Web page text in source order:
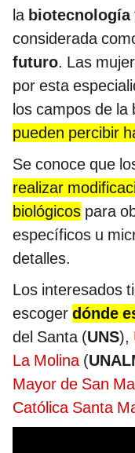
la biotecnología
considerada
futuro. Las
por esta
los campos de
pueden percibir
Se conoce que
realizar
biológicos para
específicos u
detalles.
Los interesados
escoger dónde
del Santa (UNS),
La Molina (
Mayor de San
Católica Santa